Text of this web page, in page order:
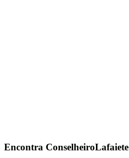
Encontra ConselheiroLafaiete